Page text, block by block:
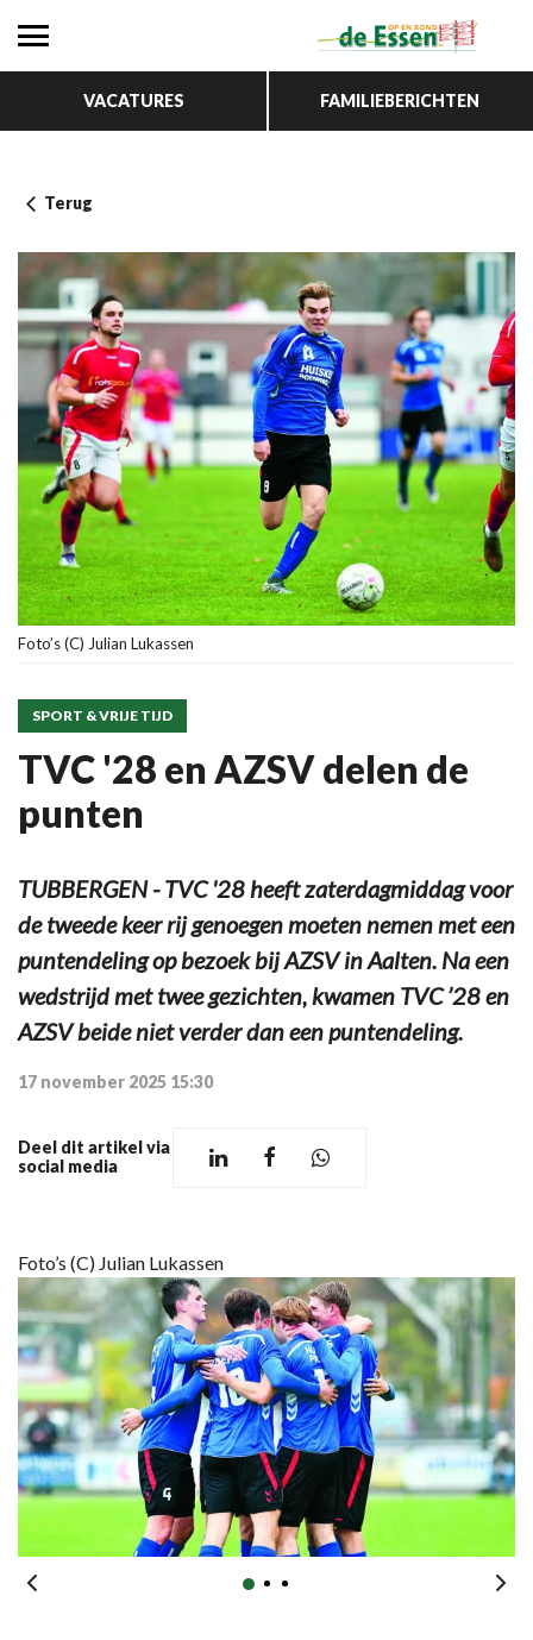
VACATURES FAMILIEBERICHTEN
Terug
Foto’s (C) Julian Lukassen
SPORT & VRIJE TIJD
TVC '28 en AZSV delen de
punten
TUBBERGEN - TVC '28 heeft zaterdagmiddag voor
de tweede keer rij genoegen moeten nemen met een
puntendeling op bezoek bij AZSV in Aalten. Na een
wedstrijd met twee gezichten, kwamen TVC ’28 en
AZSV beide niet verder dan een puntendeling.
17 november 2025 15:30
Deel dit artikel via
social media
Foto’s (C) Julian Lukassen